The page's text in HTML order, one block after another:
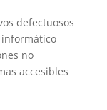
defectuosos
no
accesibles